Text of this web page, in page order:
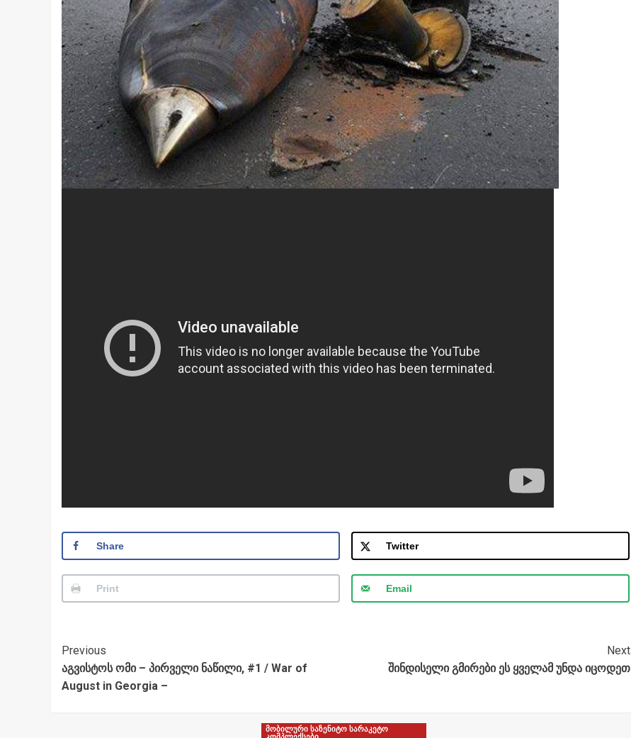
Share Twitter
Print Email
Post
Navigation
Previous
აგვისტოს ომი – პირველი ნაწილი, #1 / War of
August in Georgia –
Next
შინდისელი გმირები ეს ყველამ უნდა იცოდეთ
მობილური საზენიტო სარაკეტო